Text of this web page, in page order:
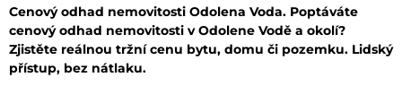
Cenový odhad nemovitosti Odolena Voda. Poptáváte
cenový odhad nemovitosti v Odolene Vodě a okolí?
Zjistěte reálnou tržní cenu bytu, domu či pozemku. Lidský
přístup, bez nátlaku.